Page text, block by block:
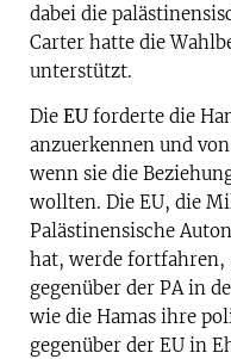
dabei die
Carter hatte die
unterstützt.
Die EU forderte die
anzuerkennen und
wenn sie die
wollten. Die EU, die
Palästinensische
hat, werde
gegenüber der PA in
wie die Hamas ihre
gegenüber der EU in